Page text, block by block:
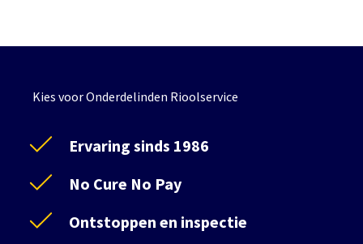
Kies voor Onderdelinden Rioolservice
Ervaring sinds 1986
No Cure No Pay
Ontstoppen en inspectie